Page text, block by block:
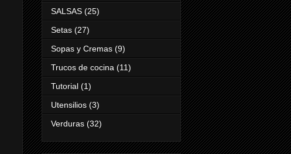
SALSAS (25)
Setas (27)
Sopas y Cremas (9)
Trucos de cocina (11)
Tutorial (1)
Utensilios (3)
Verduras (32)